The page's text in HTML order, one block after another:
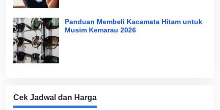
Panduan Membeli Kacamata Hitam untuk
Musim Kemarau 2026
Cek Jadwal dan Harga